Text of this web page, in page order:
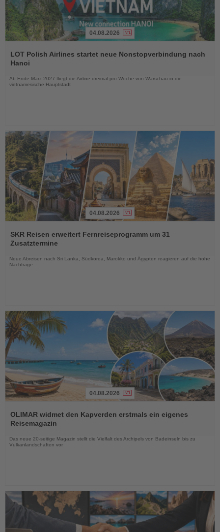
Sie
die
04.08.2026
LOT Polish Airlines startet neue Nonstopverbindung nach
Hanoi
Ab Ende März 2027 fliegt die Airline dreimal pro Woche von Warschau in die
vietnamesische Hauptstadt
Sie
die
04.08.2026
SKR Reisen erweitert Fernreiseprogramm um 31
Zusatztermine
Neue Abreisen nach Sri Lanka, Südkorea, Marokko und Ägypten reagieren auf die hohe
Nachfrage
Sie
die
Nachrichten
04.08.2026
OLIMAR widmet den Kapverden erstmals ein eigenes
Reisemagazin
Das neue 20-seitige Magazin stellt die Vielfalt des Archipels von Badeinseln bis zu
Vulkanlandschaften vor